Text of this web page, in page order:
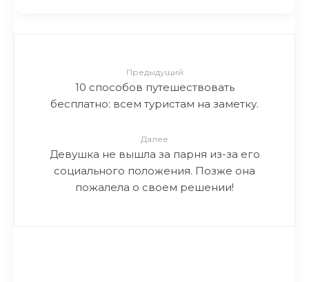
Предыдущий
10 способов путешествовать
бесплатно: всем туристам на заметку.
Далее
Девушка не вышла за парня из-за его
социального положения. Позже она
пожалела о своем решении!